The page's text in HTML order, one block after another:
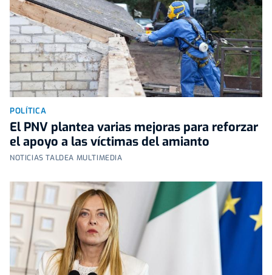
POLÍTICA
El PNV plantea varias mejoras para reforzar
el apoyo a las víctimas del amianto
NOTICIAS TALDEA MULTIMEDIA